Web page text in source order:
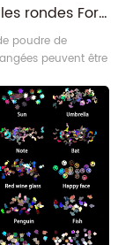
Coeur Étoiles rondes Forme hexagonale holo Chunky Paillettes pailletées mélangées
poudre de
peuvent être
les flocons de
Chunky, la
mélangées
flocons de
caméléon.
fabriquer différents
de paillettes
dif3